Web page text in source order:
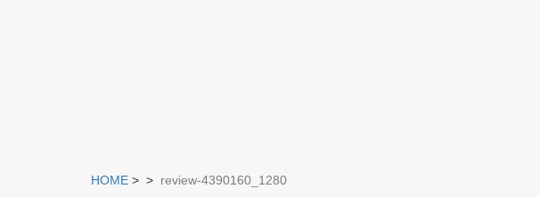
HOME > > review-4390160_1280